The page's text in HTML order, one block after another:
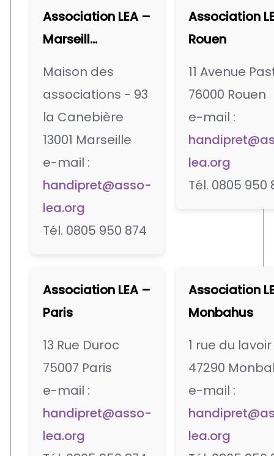
Association LEA –
Marseill...
Maison des
associations - 93
la Canebière
13001 Marseille
e-mail :
handipret@asso-
lea.org
Tél. 0805 950 874
Association
Rouen
11 Avenue
76000 Rouen
e-mail :
lea.org
Tél. 0805 950
Association LEA –
Paris
13 Rue Duroc
75007 Paris
e-mail :
handipret@asso-
lea.org
Association
Monbahus
1 rue du lavoir
47290
e-mail :
lea.org